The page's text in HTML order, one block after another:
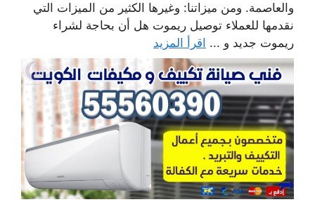
والعاصمة. ومن ميزاتنا: وغيرها الكثير من الميزات التي
نقدمها للعملاء توصيل ريموت هل أن بحاجة لشراء
ريموت جديد و ... اقرأ المزيد